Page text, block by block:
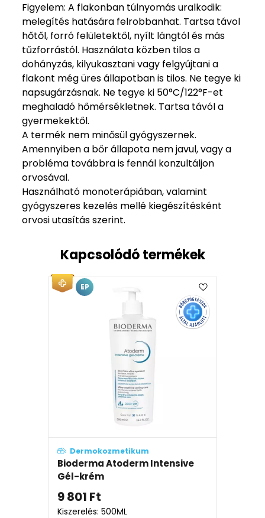
Figyelem: A flakonban túlnyomás uralkodik:
melegítés hatására felrobbanhat. Tartsa távol
hőtől, forró felületektől, nyílt lángtól és más
tűzforrástól. Használata közben tilos a
dohányzás, kilyukasztani vagy felgyújtani a
flakont még üres állapotban is tilos. Ne tegye ki
napsugárzásnak. Ne tegye ki 50°C/122°F-et
meghaladó hőmérsékletnek. Tartsa távól a
gyermekektől.
A termék nem minősül gyógyszernek.
Amennyiben a bőr állapota nem javul, vagy a
probléma továbbra is fennál konzultáljon
orvosával.
Használható monoterápiában, valamint
gyógyszeres kezelés mellé kiegészítésként
orvosi utasítás szerint.
Kapcsolódó termékek
Dermokozmetikum
Bioderma Atoderm Intensive
Gél-krém
9 801 Ft
Kiszerelés: 500ML
EP